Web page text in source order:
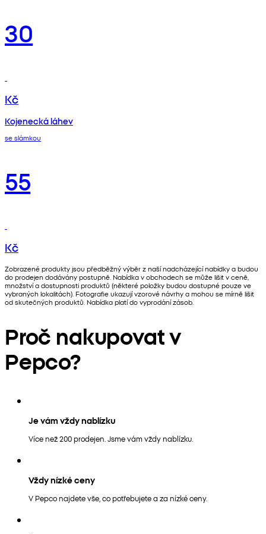
30
Kč
Kojenecká láhev
se slámkou
55
Kč
Zobrazené produkty jsou předběžný výběr z naší nadcházející nabídky a budou
do prodejen dodávány postupně. Nabídka v obchodech se může lišit v ceně,
množství a dostupnosti produktů (některé položky budou dostupné pouze ve
vybraných lokalitách). Fotografie ukazují vzorové návrhy a mohou se mírně lišit
od skutečných produktů. Nabídka platí do vyprodání zásob.
Proč nakupovat v
Pepco?
Je vám vždy nablízku
Více než 200 prodejen. Jsme vám vždy nablízku.
Vždy nízké ceny
V Pepco najdete vše, co potřebujete a za nízké ceny.